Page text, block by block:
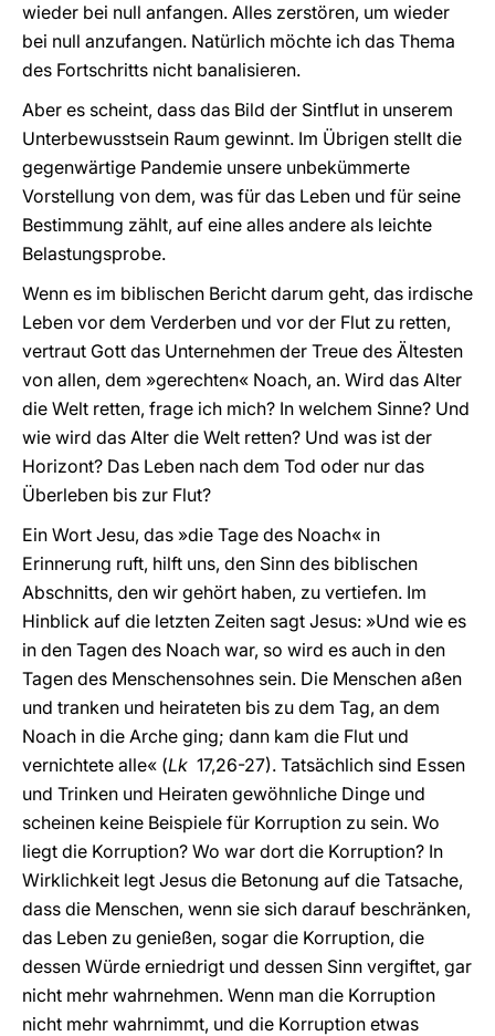
wieder bei null anfangen. Alles zerstören, um wieder
bei null anzufangen. Natürlich möchte ich das Thema
des Fortschritts nicht banalisieren.
Aber es scheint, dass das Bild der Sintflut in unserem
Unterbewusstsein Raum gewinnt. Im Übrigen stellt die
gegenwärtige Pandemie unsere unbekümmerte
Vorstellung von dem, was für das Leben und für seine
Bestimmung zählt, auf eine alles andere als leichte
Belastungsprobe.
Wenn es im biblischen Bericht darum geht, das irdische
Leben vor dem Verderben und vor der Flut zu retten,
vertraut Gott das Unternehmen der Treue des Ältesten
von allen, dem »gerechten« Noach, an. Wird das Alter
die Welt retten, frage ich mich? In welchem Sinne? Und
wie wird das Alter die Welt retten? Und was ist der
Horizont? Das Leben nach dem Tod oder nur das
Überleben bis zur Flut?
Ein Wort Jesu, das »die Tage des Noach« in
Erinnerung ruft, hilft uns, den Sinn des biblischen
Abschnitts, den wir gehört haben, zu vertiefen. Im
Hinblick auf die letzten Zeiten sagt Jesus: »Und wie es
in den Tagen des Noach war, so wird es auch in den
Tagen des Menschensohnes sein. Die Menschen aßen
und tranken und heirateten bis zu dem Tag, an dem
Noach in die Arche ging; dann kam die Flut und
vernichtete alle« (Lk 17,26-27). Tatsächlich sind Essen
und Trinken und Heiraten gewöhnliche Dinge und
scheinen keine Beispiele für Korruption zu sein. Wo
liegt die Korruption? Wo war dort die Korruption? In
Wirklichkeit legt Jesus die Betonung auf die Tatsache,
dass die Menschen, wenn sie sich darauf beschränken,
das Leben zu genießen, sogar die Korruption, die
dessen Würde erniedrigt und dessen Sinn vergiftet, gar
nicht mehr wahrnehmen. Wenn man die Korruption
nicht mehr wahrnimmt, und die Korruption etwas